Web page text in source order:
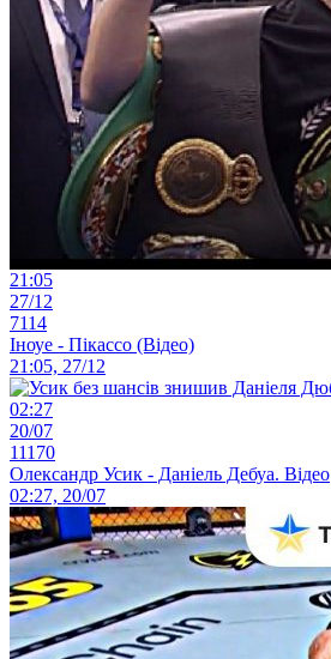
21:05
27/12
7114
Іноуе - Пікассо (Відео)
21:05, 27/12
02:27
20/07
11170
Олександр Усик - Даніель Дебуа. Відео
02:27, 20/07